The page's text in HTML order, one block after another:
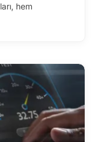
hem